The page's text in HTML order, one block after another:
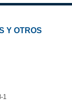
Y OTROS
1